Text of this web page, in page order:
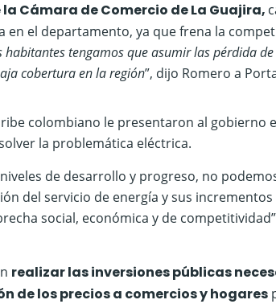
Cámara de Comercio de La Guajira,
en el departamento, ya que frena la
habitantes tengamos que asumir las pérdida
cobertura en la región”, dijo Romero a
colombiano le presentaron al gobierno
la problemática eléctrica.
de desarrollo y progreso, no
del servicio de energía y sus
social, económica y de
realizar las inversiones públicas
de los precios a comercios y hogares